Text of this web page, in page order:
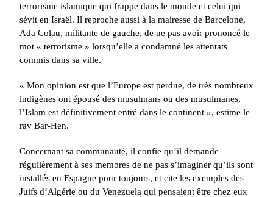
terrorisme islamique qui frappe dans le monde et celui qui
sévit en Israël. Il reproche aussi à la mairesse de Barcelone,
Ada Colau, militante de gauche, de ne pas avoir prononcé le
mot « terrorisme » lorsqu’elle a condamné les attentats
commis dans sa ville.
« Mon opinion est que l’Europe est perdue, de très nombreux
indigènes ont épousé des musulmans ou des musulmanes,
l’Islam est définitivement entré dans le continent », estime le
rav Bar-Hen.
Concernant sa communauté, il confie qu’il demande
régulièrement à ses membres de ne pas s’imaginer qu’ils sont
installés en Espagne pour toujours, et cite les exemples des
Juifs d’Algérie ou du Venezuela qui pensaient être chez eux